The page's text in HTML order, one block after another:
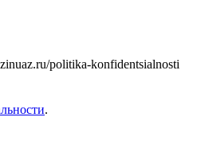
politika-konfidentsialnosti
.